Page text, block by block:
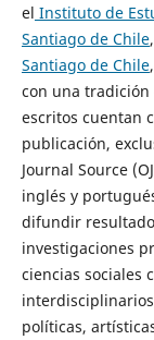
el Instituto de
Santiago de Chile
Santiago de Chile
con una tradición
escritos cuentan
publicación,
Journal Source
inglés y
difundir
investigaciones
ciencias sociales
políticas,